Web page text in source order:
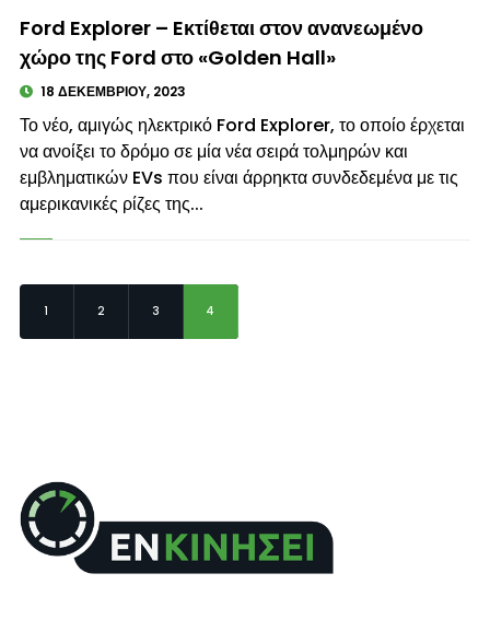
© enkinisi.gr
Ford Explorer – Eκτίθεται στον ανανεωμένο
χώρο της Ford στο «Golden Hall»
18 ΔΕΚΕΜΒΡΊΟΥ, 2023
Το νέο, αμιγώς ηλεκτρικό Ford Explorer, το οποίο έρχεται
να ανοίξει το δρόμο σε μία νέα σειρά τολμηρών και
εμβληματικών EVs που είναι άρρηκτα συνδεδεμένα με τις
αμερικανικές ρίζες της...
1 2 3 4